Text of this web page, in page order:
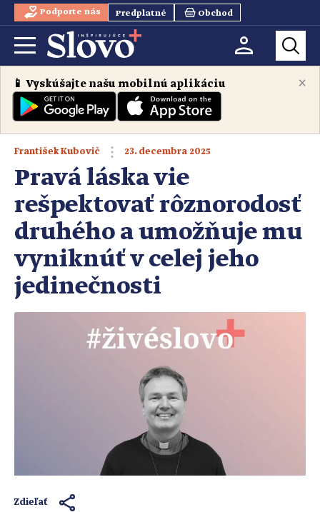
Podporte nás Predplatné Obchod
×
📱 Vyskúšajte našu mobilnú aplikáciu
František Kubovič 23. decembra 2025
Pravá láska vie
rešpektovať rôznorodosť
druhého a umožňuje mu
vyniknúť v celej jeho
jedinečnosti
Zdieľať